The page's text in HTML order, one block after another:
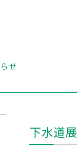
せ
下水道